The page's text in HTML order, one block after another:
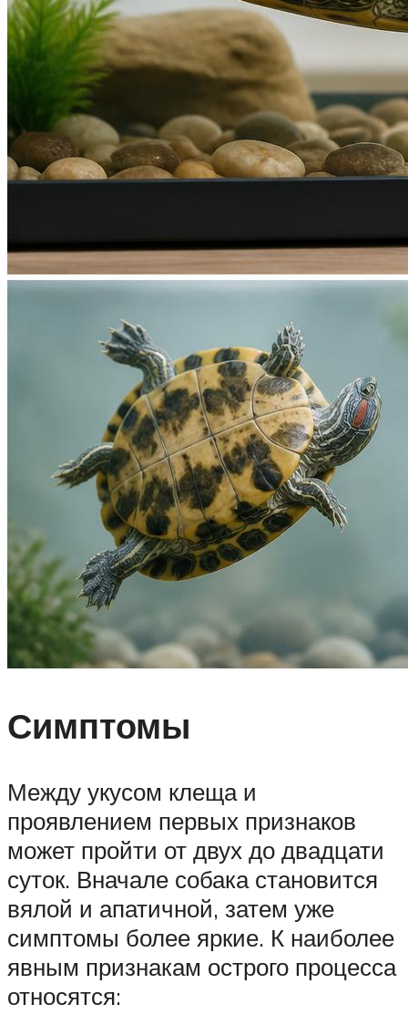
Симптомы
Между укусом клеща и
проявлением первых признаков
может пройти от двух до двадцати
суток. Вначале собака становится
вялой и апатичной, затем уже
симптомы более яркие. К наиболее
явным признакам острого процесса
относятся: